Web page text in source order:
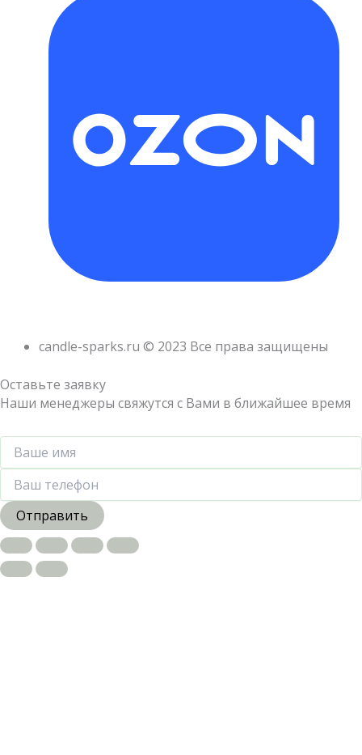
candle-sparks.ru © 2023 Все права защищены
Оставьте заявку
Наши менеджеры свяжутся с Вами в ближайшее время
Отправить